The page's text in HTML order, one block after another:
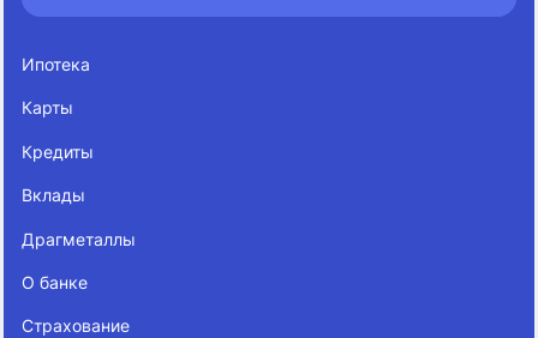
Ипотека
Карты
Кредиты
Вклады
Драгметаллы
О банке
Страхование